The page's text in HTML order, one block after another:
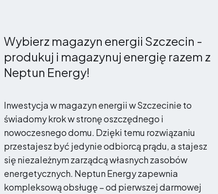
Wybierz magazyn energii Szczecin -
produkuj i magazynuj energię razem z
Neptun Energy!
Inwestycja w magazyn energii w Szczecinie to
świadomy krok w stronę oszczędnego i
nowoczesnego domu. Dzięki temu rozwiązaniu
przestajesz być jedynie odbiorcą prądu, a stajesz
się niezależnym zarządcą własnych zasobów
energetycznych. Neptun Energy zapewnia
kompleksową obsługę – od pierwszej darmowej